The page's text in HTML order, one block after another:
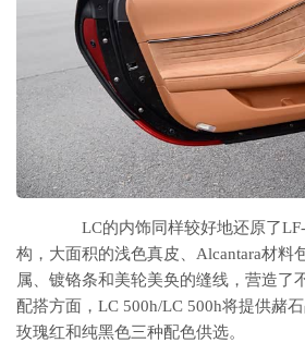
LC的内饰同样较好地还原了LF-
构，大面积的浅色真皮、Alcantara材料
属、镀铬条和美轮美奂的缝线，营造了
配搭方面，LC 500h/LC 500h将提供赭
玫瑰红和纯黑色三种配色供选。